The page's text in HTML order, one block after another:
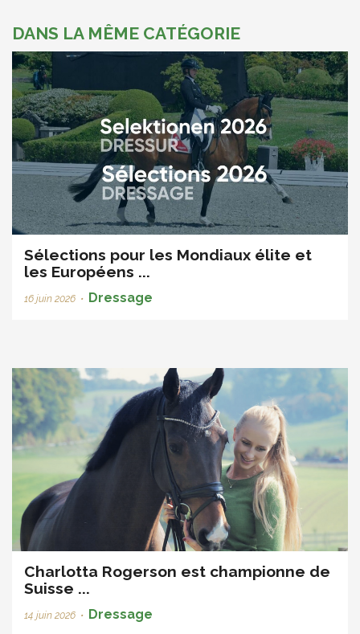
DANS LA MÊME CATÉGORIE
Sélections pour les Mondiaux élite et
les Européens ...
16 juin 2026 • Dressage
Charlotta Rogerson est championne de
Suisse ...
14 juin 2026 • Dressage